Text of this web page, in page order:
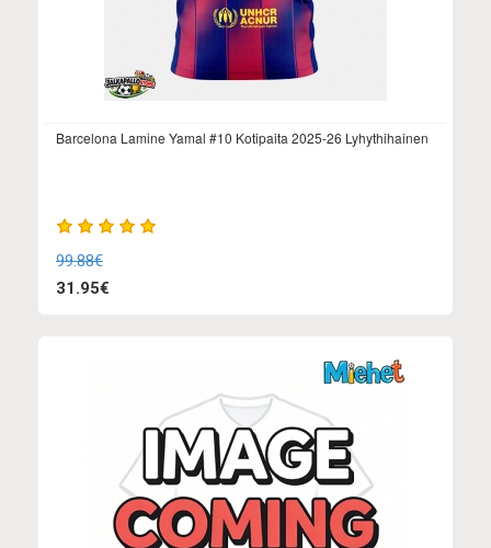
Barcelona Lamine Yamal #10 Kotipaita 2025-26 Lyhythihainen
99.88€
31.95€